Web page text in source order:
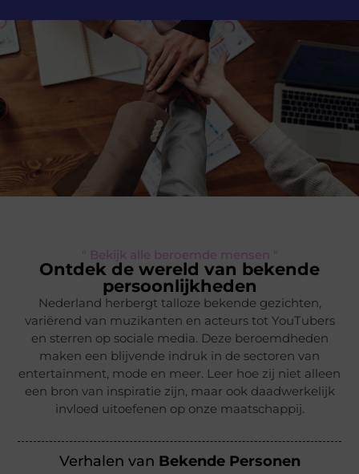
" Bekijk alle beroemde mensen "
Ontdek de wereld van bekende
persoonlijkheden
Nederland herbergt talloze bekende gezichten,
variërend van muzikanten en acteurs tot YouTubers
en sterren op sociale media. Deze beroemdheden
maken een blijvende indruk in de sectoren van
entertainment, mode en meer. Leer hoe zij niet alleen
een bron van inspiratie zijn, maar ook daadwerkelijk
invloed uitoefenen op onze maatschappij.
Verhalen van Bekende Personen